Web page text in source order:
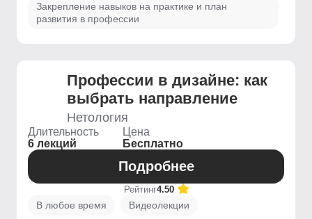
Закрепление навыков на практике и план
развития в профессии
Профессии в дизайне: как
выбрать направление
Нетология
Длительность
6 лекций
Цена
Бесплатно
Подробнее
Рейтинг4.50
В любое время Видеолекции